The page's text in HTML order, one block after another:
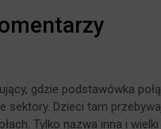
gdzie podstawówka
sektory. Dzieci tam
Tylko nazwa inna i wielki